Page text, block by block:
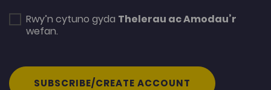
Rwy’n cytuno gyda Thelerau ac Amodau’r
wefan.
SUBSCRIBE/CREATE ACCOUNT